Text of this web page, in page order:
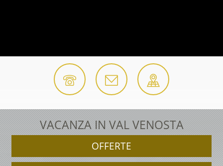
VACANZA IN VAL VENOSTA
OFFERTE